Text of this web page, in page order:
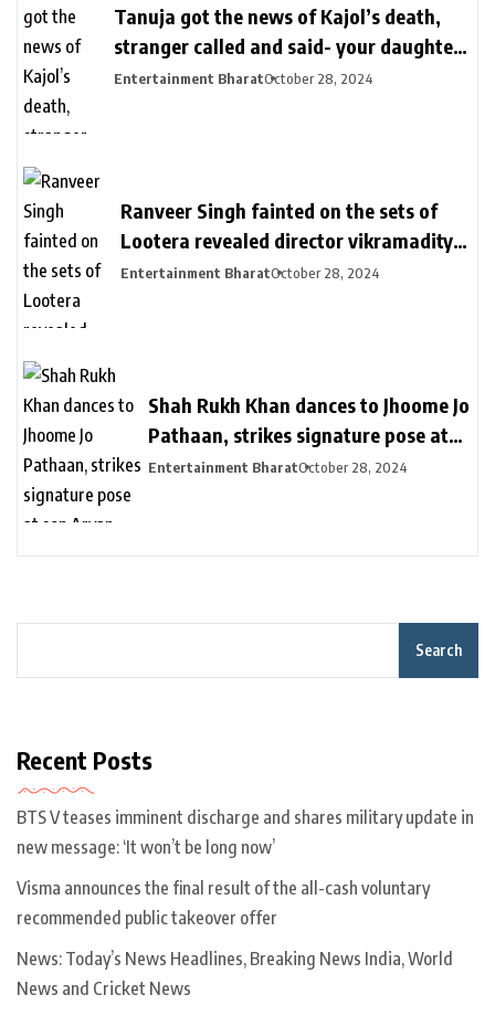
Tanuja got the news of Kajol’s death,
stranger called and said- your daughter
killed in a plane crash | तनुजा को मिली थी
Entertainment BharatOctober 28, 2024
Ranveer Singh fainted on the sets of
Lootera revealed director vikramaditya
| लुटेरा के सेट पर बेहोश हुए थे रणवीर सिंह: सीन
Entertainment BharatOctober 28, 2024
Shah Rukh Khan dances to Jhoome Jo
Pathaan, strikes signature pose at
son Aryan Khan’s D’YAVOL event in
Entertainment BharatOctober 28, 2024
Search
Recent Posts
BTS V teases imminent discharge and shares military update in
new message: ‘It won’t be long now’
Visma announces the final result of the all-cash voluntary
recommended public takeover offer
News: Today’s News Headlines, Breaking News India, World
News and Cricket News